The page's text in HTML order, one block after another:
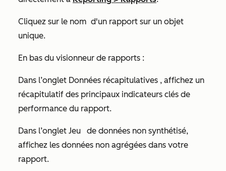
Cliquez sur le nom d'un rapport sur un objet
unique.
En bas du visionneur de rapports :
Dans l’onglet Données récapitulatives , affichez un
récapitulatif des principaux indicateurs clés de
performance du rapport.
Dans l’onglet Jeu de données non synthétisé,
affichez les données non agrégées dans votre
rapport.